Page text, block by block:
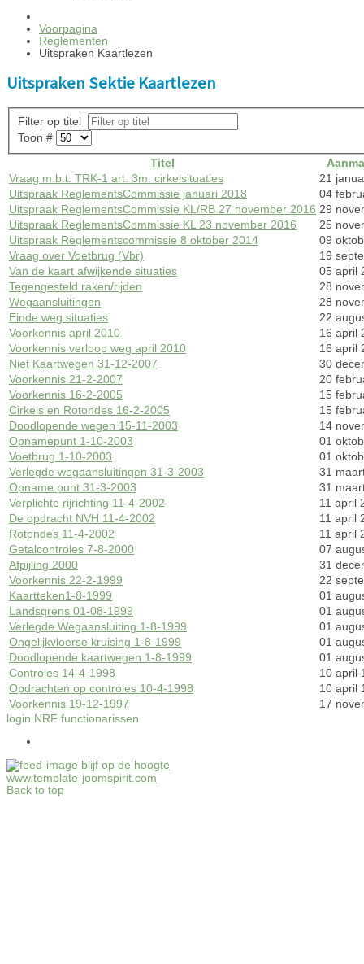
Voorpagina
Reglementen
Uitspraken Kaartlezen
Uitspraken Sektie Kaartlezen
Filter op titel
Toon #
Titel
Vraag m.b.t. TRK-1 art. 3m: cirkelsituaties
21
Uitspraak ReglementsCommissie januari 2018
04
Uitspraak ReglementsCommissie KL/RB 27 november 2016 29
Uitspraak ReglementsCommissie KL 23 november 2016
25
Uitspraak Reglementscommissie 8 oktober 2014
09
Vraag over Voetbrug (Vbr)
19
Van de kaart afwijkende situaties
05 april
Tegengesteld raken/rijden
28
Wegaansluitingen
28
Einde weg situaties
22
Voorkennis april 2010
16 april
Voorkennis verloop weg april 2010
16 april
Niet Kaartwegen 31-12-2007
30
Voorkennis 21-2-2007
20
Voorkennis 16-2-2005
15
Cirkels en Rotondes 16-2-2005
15
Doodlopende wegen 15-11-2003
14
Opnamepunt 1-10-2003
01
Voetbrug 1-10-2003
01
Verlegde wegaansluitingen 31-3-2003
31
Opname punt 31-3-2003
31
Verplichte rijrichting 11-4-2002
11 april
De opdracht NVH 11-4-2002
11 april
Rotondes 11-4-2002
11 april
Getalcontroles 7-8-2000
07
Afpijling 2000
31
Voorkennis 22-2-1999
22
Kaartteken1-8-1999
01
Landsgrens 01-08-1999
01
Verlegde Wegaansluiting 1-8-1999
01
Ongelijkvloerse kruising 1-8-1999
01
Doodlopende kaartwegen 1-8-1999
01
Controles 14-4-1998
10 april
Opdrachten op controles 10-4-1998
10 april
Voorkennis 19-12-1997
17
login NRF functionarissen
blijf op de hoogte
www.template-joomspirit.com
Back to top